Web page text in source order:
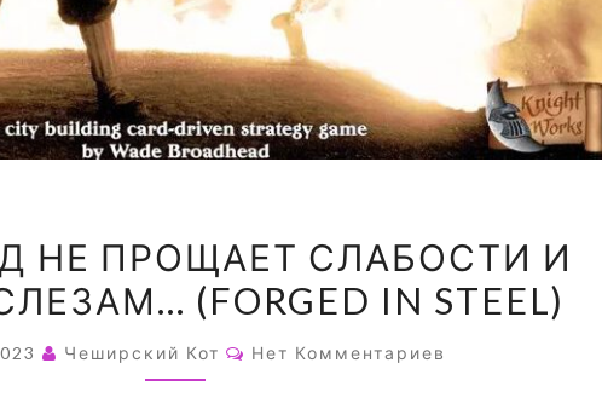
ГОРОД
НЕ
СЛАБОСТИ
НЕ ПРОЩАЕТ СЛАБОСТИ И
(FORGED IN STEEL)
Чеширский Кот Комментарии
Нет Комментариев